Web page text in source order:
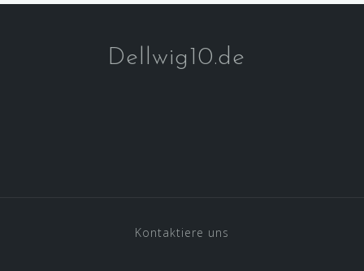
Dellwig10.de
Kontaktiere uns